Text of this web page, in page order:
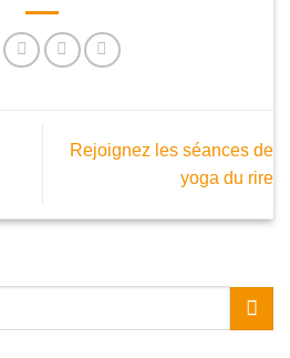
Rejoignez les séances de
yoga du rire